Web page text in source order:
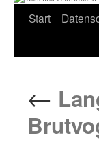
Start
←